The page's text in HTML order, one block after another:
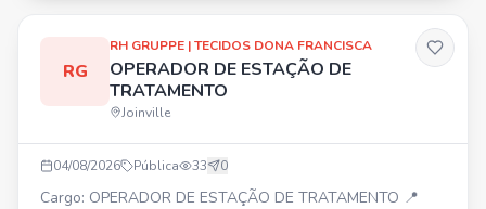
RG
RH GRUPPE | TECIDOS DONA FRANCISCA
OPERADOR DE ESTAÇÃO DE
TRATAMENTO
Joinville
04/08/2026 Pública 33 0
Cargo: OPERADOR DE ESTAÇÃO DE TRATAMENTO 📍